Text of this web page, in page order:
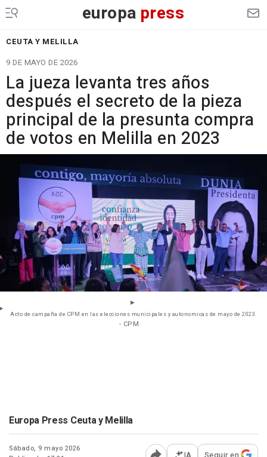
europa press
CEUTA Y MELILLA
9 DE MAYO DE 2026
La jueza levanta tres años
después el secreto de la pieza
principal de la presunta compra
de votos en Melilla en 2023
Acto de campaña de CPM en las elecciones municipales y autonomicas de mayo de 2023.
- CPM
Europa Press Ceuta y Melilla
Sábado, 9 mayo 2026
IA Seguir en